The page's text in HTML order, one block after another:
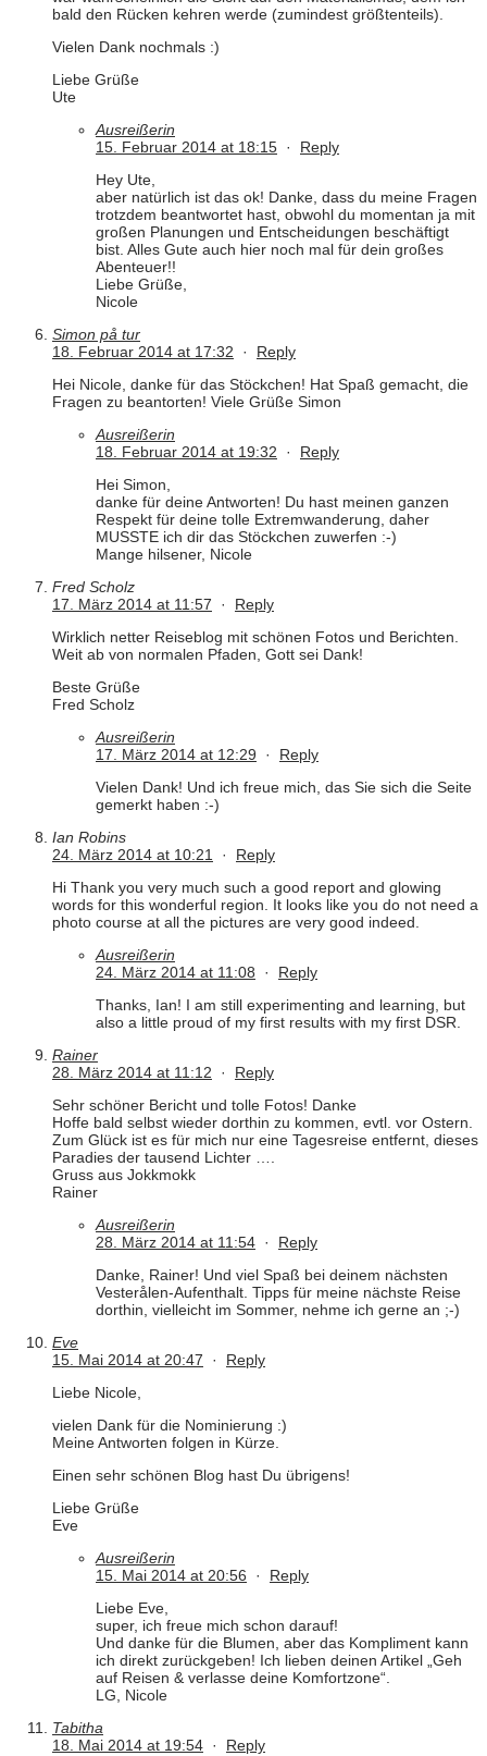
bald den Rücken kehren werde (zumindest größtenteils).
Vielen Dank nochmals :)
Liebe Grüße
Ute
Ausreißerin
15. Februar 2014 at 18:15 · Reply
Hey Ute,
aber natürlich ist das ok! Danke, dass du meine Fragen
trotzdem beantwortet hast, obwohl du momentan ja mit
großen Planungen und Entscheidungen beschäftigt
bist. Alles Gute auch hier noch mal für dein großes
Abenteuer!!
Liebe Grüße,
Nicole
Simon på tur
18. Februar 2014 at 17:32 · Reply
Hei Nicole, danke für das Stöckchen! Hat Spaß gemacht, die
Fragen zu beantorten! Viele Grüße Simon
Ausreißerin
18. Februar 2014 at 19:32 · Reply
Hei Simon,
danke für deine Antworten! Du hast meinen ganzen
Respekt für deine tolle Extremwanderung, daher
MUSSTE ich dir das Stöckchen zuwerfen :-)
Mange hilsener, Nicole
Fred Scholz
17. März 2014 at 11:57 · Reply
Wirklich netter Reiseblog mit schönen Fotos und Berichten.
Weit ab von normalen Pfaden, Gott sei Dank!
Beste Grüße
Fred Scholz
Ausreißerin
17. März 2014 at 12:29 · Reply
Vielen Dank! Und ich freue mich, das Sie sich die Seite
gemerkt haben :-)
Ian Robins
24. März 2014 at 10:21 · Reply
Hi Thank you very much such a good report and glowing
words for this wonderful region. It looks like you do not need a
photo course at all the pictures are very good indeed.
Ausreißerin
24. März 2014 at 11:08 · Reply
Thanks, Ian! I am still experimenting and learning, but
also a little proud of my first results with my first DSR.
Rainer
28. März 2014 at 11:12 · Reply
Sehr schöner Bericht und tolle Fotos! Danke
Hoffe bald selbst wieder dorthin zu kommen, evtl. vor Ostern.
Zum Glück ist es für mich nur eine Tagesreise entfernt, dieses
Paradies der tausend Lichter ….
Gruss aus Jokkmokk
Rainer
Ausreißerin
28. März 2014 at 11:54 · Reply
Danke, Rainer! Und viel Spaß bei deinem nächsten
Vesterålen-Aufenthalt. Tipps für meine nächste Reise
dorthin, vielleicht im Sommer, nehme ich gerne an ;-)
Eve
15. Mai 2014 at 20:47 · Reply
Liebe Nicole,
vielen Dank für die Nominierung :)
Meine Antworten folgen in Kürze.
Einen sehr schönen Blog hast Du übrigens!
Liebe Grüße
Eve
Ausreißerin
15. Mai 2014 at 20:56 · Reply
Liebe Eve,
super, ich freue mich schon darauf!
Und danke für die Blumen, aber das Kompliment kann
ich direkt zurückgeben! Ich lieben deinen Artikel „Geh
auf Reisen & verlasse deine Komfortzone“.
LG, Nicole
Tabitha
18. Mai 2014 at 19:54 · Reply